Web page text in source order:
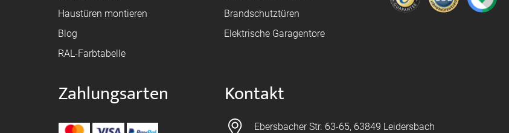
Haustüren montieren
Blog
RAL-Farbtabelle
Brandschutztüren
Elektrische Garagentore
Zahlungsarten Kontakt
Ebersbacher Str. 63-65, 63849 Leidersbach